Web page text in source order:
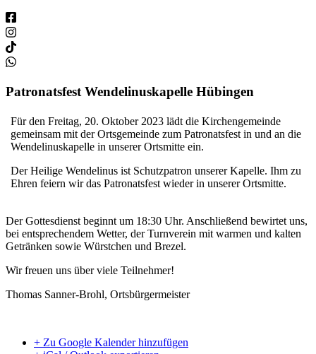
Patronatsfest Wendelinuskapelle Hübingen
Für den Freitag, 20. Oktober 2023 lädt die Kirchengemeinde
gemeinsam mit der Ortsgemeinde zum Patronatsfest in und an die
Wendelinuskapelle in unserer Ortsmitte ein.
Der Heilige Wendelinus ist Schutzpatron unserer Kapelle. Ihm zu
Ehren feiern wir das Patronatsfest wieder in unserer Ortsmitte.
Der Gottesdienst beginnt um 18:30 Uhr. Anschließend bewirtet uns,
bei entsprechendem Wetter, der Turnverein mit warmen und kalten
Getränken sowie Würstchen und Brezel.
Wir freuen uns über viele Teilnehmer!
Thomas Sanner-Brohl, Ortsbürgermeister
+ Zu Google Kalender hinzufügen